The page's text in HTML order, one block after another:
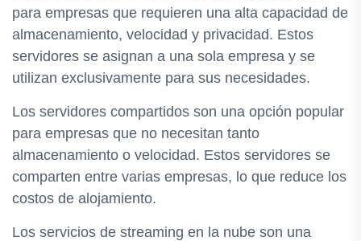
para empresas que requieren una alta capacidad de
almacenamiento, velocidad y privacidad. Estos
servidores se asignan a una sola empresa y se
utilizan exclusivamente para sus necesidades.
Los servidores compartidos son una opción popular
para empresas que no necesitan tanto
almacenamiento o velocidad. Estos servidores se
comparten entre varias empresas, lo que reduce los
costos de alojamiento.
Los servicios de streaming en la nube son una